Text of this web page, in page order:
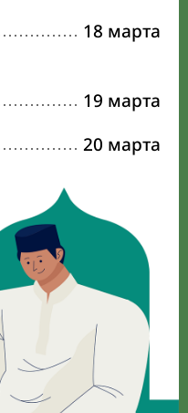
18 марта
19 марта
20 марта